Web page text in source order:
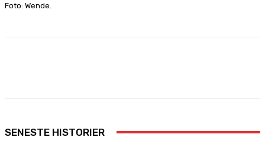
Foto: Wende.
SENESTE HISTORIER